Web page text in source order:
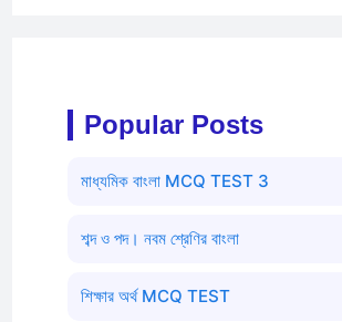
Popular Posts
মাধ্যমিক বাংলা MCQ TEST 3
শব্দ ও পদ। নবম শ্রেণির বাংলা
শিক্ষার অর্থ MCQ TEST